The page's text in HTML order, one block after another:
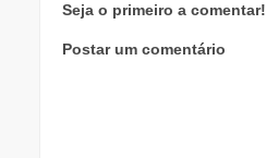
Seja o primeiro a comentar!
Postar um comentário